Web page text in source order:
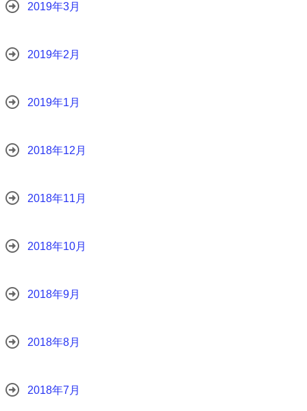
2019年3月
2019年2月
2019年1月
2018年12月
2018年11月
2018年10月
2018年9月
2018年8月
2018年7月